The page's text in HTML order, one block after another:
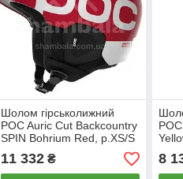
Шолом гірськолижний
POC Auric Cut Backcountry
SPIN Bohrium Red, р.XS/S
(PC 104991101XSS1)
11 332₴
(PC
8